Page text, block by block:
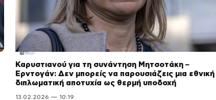
Καρυστιανού για τη συνάντηση Μητσοτάκη –
Ερντογάν: Δεν μπορείς να παρουσιάζεις μια εθνική
διπλωματική αποτυχία ως θερμή υποδοχή
13.02.2026 — 10:19